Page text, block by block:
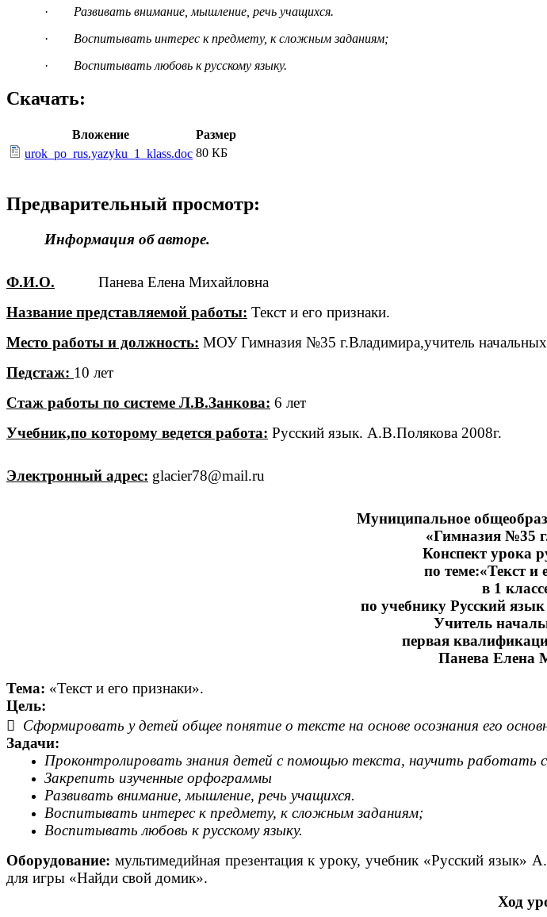
· Развивать внимание, мышление, речь учащихся.
· Воспитывать интерес к предмету, к сложным заданиям;
· Воспитывать любовь к русскому языку.
Скачать:
Вложение
Размер
urok_po_rus.yazyku_1_klass.doc 80 КБ
Предварительный просмотр:
Информация об авторе.
Ф.И.О. Панева Елена Михайловна
Название представляемой работы: Текст и его признаки.
Место работы и должность: МОУ Гимназия №35 г.Владимира,учитель начальных
Педстаж: 10 лет
Стаж работы по системе Л.В.Занкова: 6 лет
Учебник,по которому ведется работа: Русский язык. А.В.Полякова 2008г.
Электронный адрес: glacier78@mail.ru
Муниципальное
«Гимназия №35
Конспект урока
по теме:«Текст и
в 1
по учебнику Русский
Учитель
первая
Панева Елена
Тема: «Текст и его признаки».
Цель:
 Сформировать у детей общее понятие о тексте на основе осознания его
Задачи:
Проконтролировать знания детей с помощью текста, научить работать
Закрепить изученные орфограммы
Развивать внимание, мышление, речь учащихся.
Воспитывать интерес к предмету, к сложным заданиям;
Воспитывать любовь к русскому языку.
Оборудование: мультимедийная презентация к уроку, учебник «Русский
для игры «Найди свой домик».
Ход